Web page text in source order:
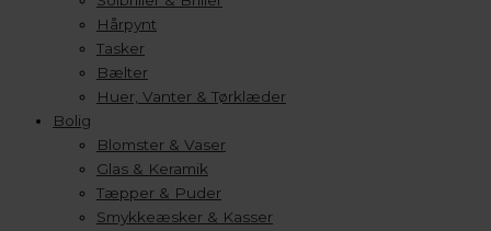
Hårpynt
Tasker
Bælter
Huer, Vanter & Tørklæder
Bolig
Blomster & Vaser
Glas & Keramik
Tæpper & Puder
Smykkeæsker & Kasser